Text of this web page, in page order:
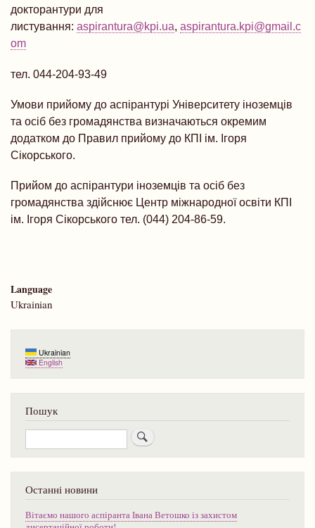
докторантури для
листування: aspirantura@kpi.ua, aspirantura.kpi@gmail.c
om
тел. 044-204-93-49
Умови прийому до аспірантурі Університету іноземців
та осіб без громадянства визначаються окремим
додатком до Правил прийому до КПІ ім. Ігоря
Сікорського.
Прийом до аспірантури іноземців та осіб без
громадянства здійснює Центр міжнародної освіти КПІ
ім. Ігоря Сікорського тел. (044) 204-86-59.
Language
Ukrainian
Ukrainian
English
Пошук
Пошук
Останні новини
Вітаємо нашого аспіранта Івана Ветошко із захистом